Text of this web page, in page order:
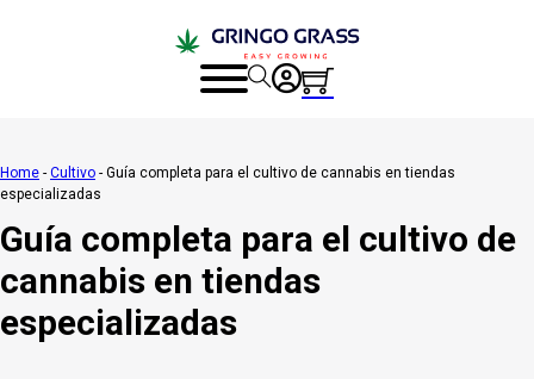
Home - Cultivo - Guía completa para el cultivo de cannabis en tiendas
especializadas
Guía completa para el cultivo de
cannabis en tiendas
especializadas